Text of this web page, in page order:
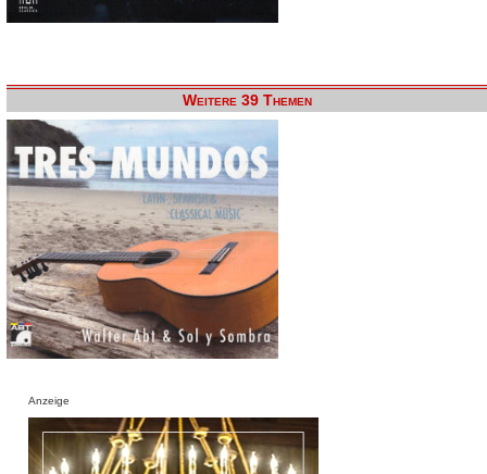
Weitere 39 Themen
Anzeige